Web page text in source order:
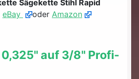
Sägekette Stihl Rapid
eBay oder Amazon
auf 3/8" Profi-